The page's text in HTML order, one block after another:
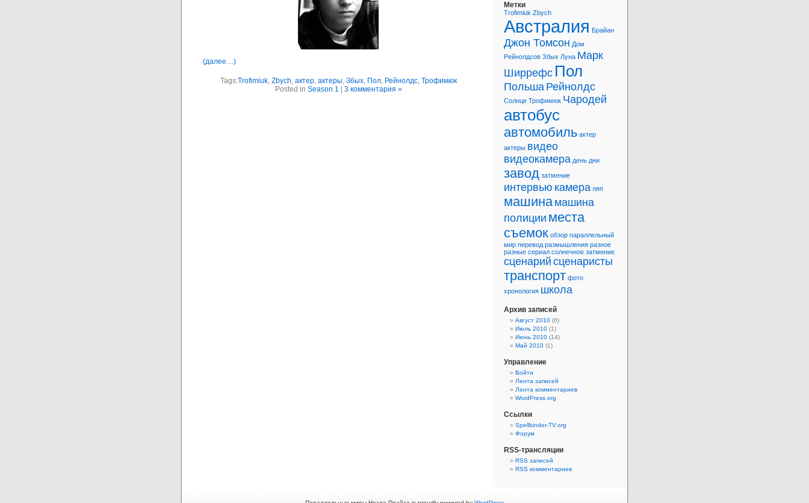
(далее…)
Tags:Trofimiuk, Zbych, актер, актеры, Збых, Пол, Рейнолдс, Трофимюк
Posted in Season 1 3 комментария »
Метки
Trofimiuk Zbych
Австралия Брайан
Джон Томсон Дом
Рейнолдсов Збых Луна Марк
Ширрефс Пол
Польша Рейнолдс
Солнце Трофимюк Чародей
автобус
автомобиль актер
актеры видео
видеокамера день дни
завод затмение
интервью камера ляп
машина машина
полиции места
съемок обзор параллельный
мир перевод размышления разное
разные сериал солнечное затмение
сценарий сценаристы
транспорт фото
хронология школа
Архив записей
Август 2010 (6)
Июль 2010 (1)
Июнь 2010 (14)
Май 2010 (1)
Управление
Войти
Лента записей
Лента комментариев
WordPress.org
Ссылки
Spellbinder-TV.org
Форум
RSS-трансляции
RSS записей
RSS комментариев